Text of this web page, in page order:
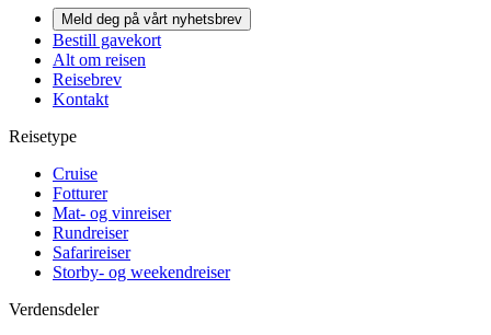
Meld deg på vårt nyhetsbrev
Bestill gavekort
Alt om reisen
Reisebrev
Kontakt
Reisetype
Cruise
Fotturer
Mat- og vinreiser
Rundreiser
Safarireiser
Storby- og weekendreiser
Verdensdeler